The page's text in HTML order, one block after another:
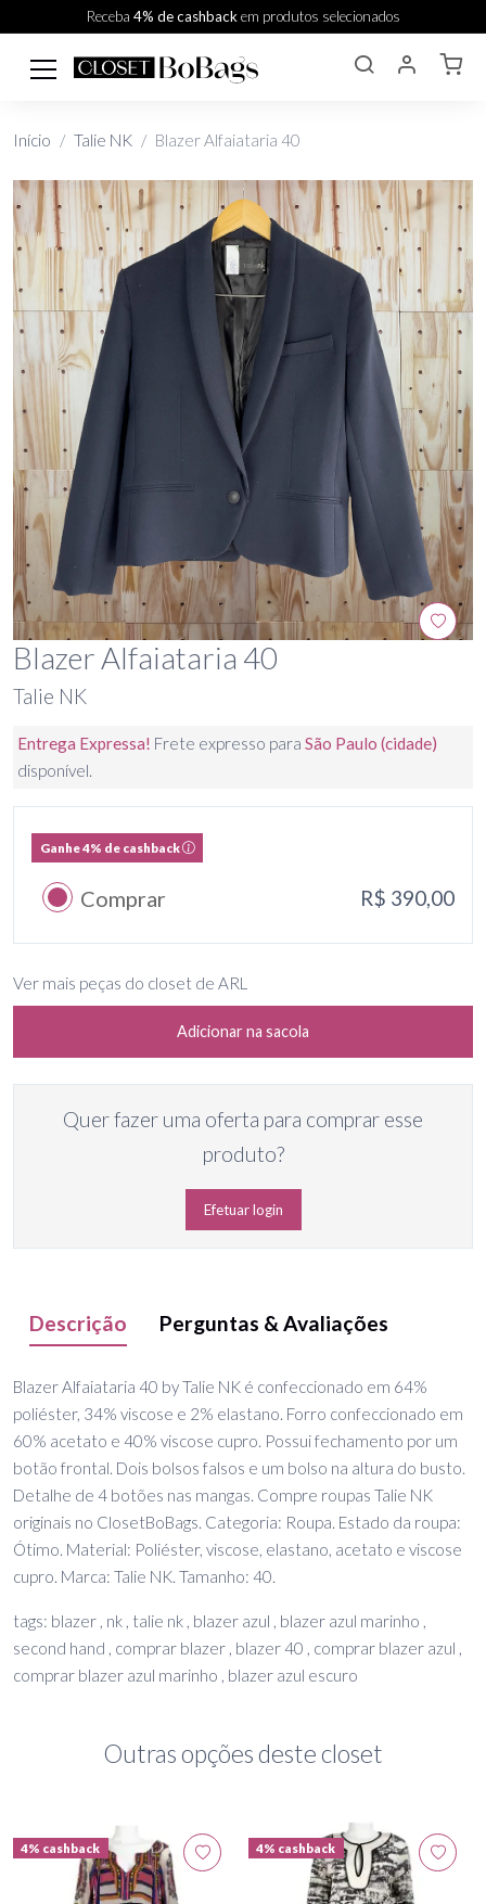
Receba 4% de cashbackem produtos selecionados
Início Talie NK Blazer Alfaiataria 40
Blazer Alfaiataria 40
Talie NK
Entrega Expressa! Frete expresso para São Paulo (cidade)
disponível.
Ganhe 4% de cashback
Comprar R$ 390,00
Ver mais peças do closet de ARL
Adicionar na sacola
Quer fazer uma oferta para comprar esse
produto?
Efetuar login
Descrição Perguntas & Avaliações
Blazer Alfaiataria 40 by Talie NK é confeccionado em 64%
poliéster, 34% viscose e 2% elastano. Forro confeccionado em
60% acetato e 40% viscose cupro. Possui fechamento por um
botão frontal. Dois bolsos falsos e um bolso na altura do busto.
Detalhe de 4 botões nas mangas. Compre roupas Talie NK
originais no ClosetBoBags. Categoria: Roupa. Estado da roupa:
Ótimo. Material: Poliéster, viscose, elastano, acetato e viscose
cupro. Marca: Talie NK. Tamanho: 40.
tags: blazer , nk , talie nk , blazer azul , blazer azul marinho ,
second hand , comprar blazer , blazer 40 , comprar blazer azul ,
comprar blazer azul marinho , blazer azul escuro
Outras opções deste closet
4% cashback 4% cashback